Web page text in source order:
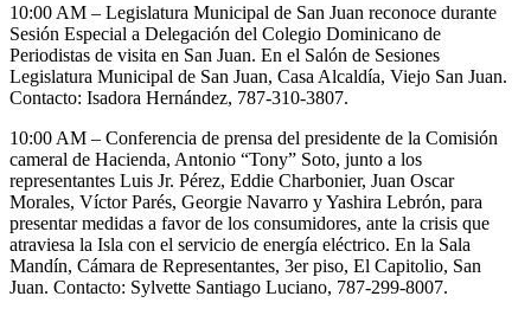
10:00 AM – Legislatura Municipal de San Juan reconoce durante
Sesión Especial a Delegación del Colegio Dominicano de
Periodistas de visita en San Juan. En el Salón de Sesiones
Legislatura Municipal de San Juan, Casa Alcaldía, Viejo San Juan.
Contacto: Isadora Hernández, 787-310-3807.
10:00 AM – Conferencia de prensa del presidente de la Comisión
cameral de Hacienda, Antonio “Tony” Soto, junto a los
representantes Luis Jr. Pérez, Eddie Charbonier, Juan Oscar
Morales, Víctor Parés, Georgie Navarro y Yashira Lebrón, para
presentar medidas a favor de los consumidores, ante la crisis que
atraviesa la Isla con el servicio de energía eléctrico. En la Sala
Mandín, Cámara de Representantes, 3er piso, El Capitolio, San
Juan. Contacto: Sylvette Santiago Luciano, 787-299-8007.